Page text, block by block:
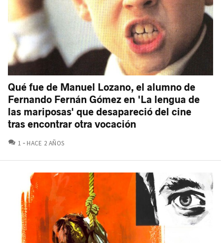
Qué fue de Manuel Lozano, el alumno de
Fernando Fernán Gómez en 'La lengua de
las mariposas' que desapareció del cine
tras encontrar otra vocación
1 COMENTARIOS
HACE 2 AÑOS